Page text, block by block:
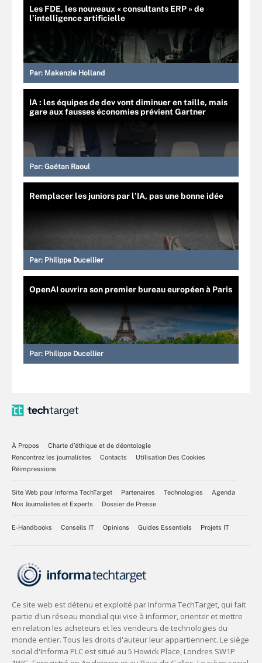
Les FDE, les nouveaux « consultants ERP » de
l’intelligence artificielle
Par: Makenzie Holland
IA : les équipes de dev vont diminuer en taille, mais
gare aux fausses économies prévient Gartner
Par: Gaétan Raoul
Remplacer les juniors par l’IA, pas une bonne idée
Par: Philippe Ducellier
OpenAI ouvrira son premier bureau européen à Paris
Par: Philippe Ducellier
À Propos
Charte d’éthique et de déontologie
Rencontrez les journalistes
Contacts
Utilisation Des Cookies
Réimpressions
Site Web pour Informa TechTarget Partenaires Technologies
Agenda
Nos Journalistes et Experts
Dossier de Presse
E-Handbooks Conseils IT Opinions Guides Essentiels Projets IT